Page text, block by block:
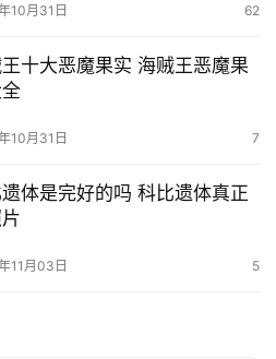
10月31日 62
十大恶魔果实 海贼王恶魔果
10月31日 7
体是完好的吗 科比遗体真正
11月03日 5